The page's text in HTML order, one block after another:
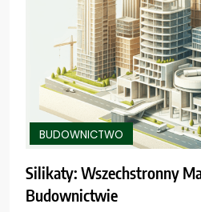
BUDOWNICTWO
Silikaty: Wszechstronny
Budownictwie